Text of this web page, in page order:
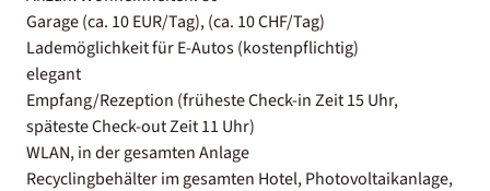
Garage (ca. 10 EUR/Tag), (ca. 10 CHF/Tag)
Lademöglichkeit für E-Autos (kostenpflichtig)
elegant
Empfang/Rezeption (früheste Check-in Zeit 15 Uhr,
späteste Check-out Zeit 11 Uhr)
WLAN, in der gesamten Anlage
Recyclingbehälter im gesamten Hotel, Photovoltaikanlage,